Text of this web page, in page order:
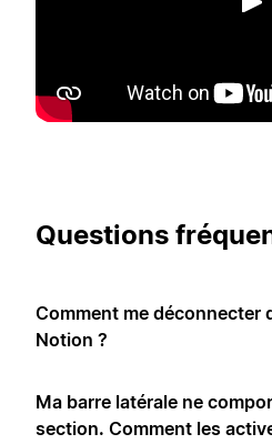
Questions
Comment me déconnecter
Notion ?
Ma barre latérale ne
section. Comment les